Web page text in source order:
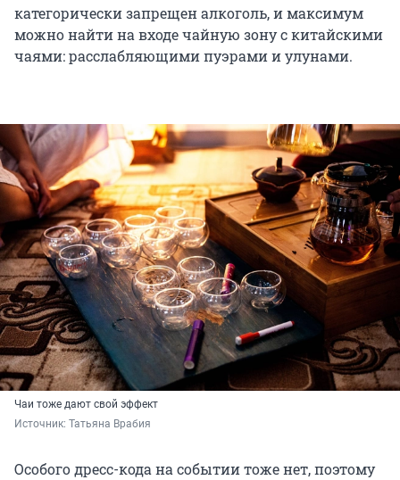
категорически запрещен алкоголь, и максимум
можно найти на входе чайную зону с китайскими
чаями: расслабляющими пуэрами и улунами.
Чаи тоже дают свой эффект
Источник: Татьяна Врабия
Особого дресс-кода на событии тоже нет, поэтому